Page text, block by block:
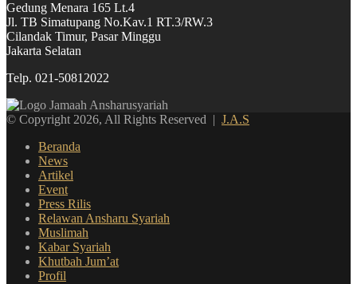
Gedung Menara 165 Lt.4
Jl. TB Simatupang No.Kav.1 RT.3/RW.3
Cilandak Timur, Pasar Minggu
Jakarta Selatan
Telp. 021-50812022
© Copyright 2026, All Rights Reserved | J.A.S
Beranda
News
Artikel
Event
Press Rilis
Relawan Ansharu Syariah
Muslimah
Kabar Syariah
Khutbah Jum’at
Profil